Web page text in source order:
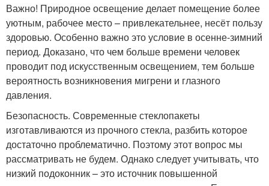
Важно! Природное освещение делает помещение более
уютным, рабочее место – привлекательнее, несёт пользу
здоровью. Особенно важно это условие в осенне-зимний
период. Доказано, что чем больше времени человек
проводит под искусственным освещением, тем больше
вероятность возникновения мигрени и глазного
давления.
Безопасность. Современные стеклопакеты
изготавливаются из прочного стекла, разбить которое
достаточно проблематично. Поэтому этот вопрос мы
рассматривать не будем. Однако следует учитывать, что
низкий подоконник – это источник повышенной